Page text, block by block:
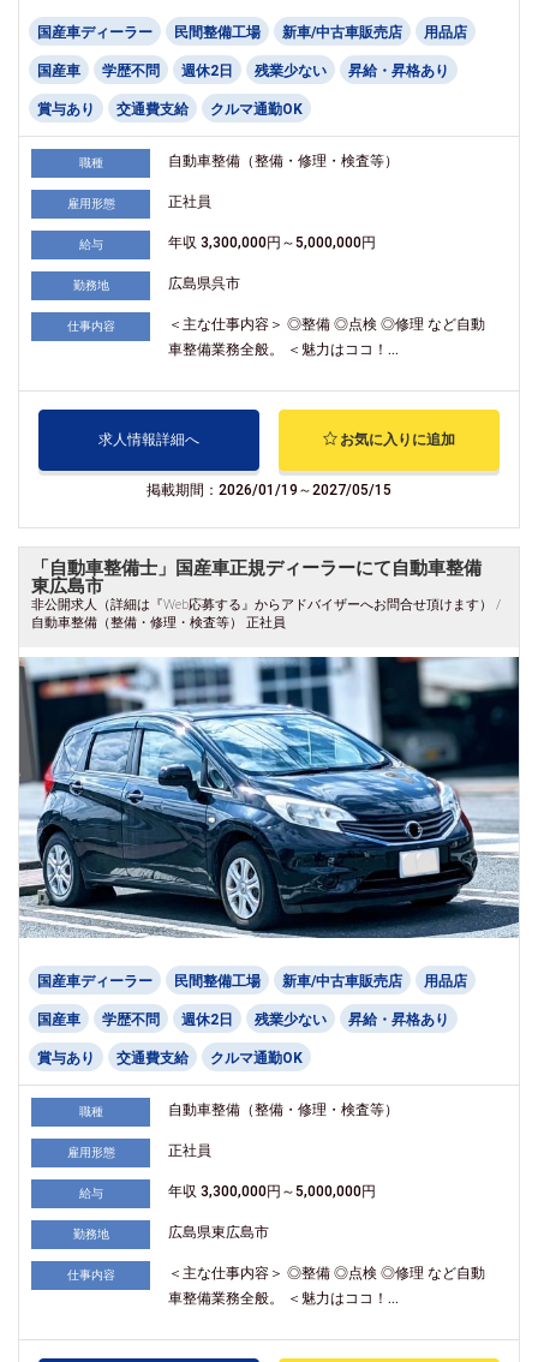
国産車ディーラー 民間整備工場 新車/中古車販売店 用品店
国産車 学歴不問 週休2日 残業少ない 昇給・昇格あり
賞与あり 交通費支給 クルマ通勤OK
職種 自動車整備（整備・修理・検査等）
雇用形態 正社員
給与 年収 3,300,000円～5,000,000円
勤務地 広島県呉市
仕事内容
＜主な仕事内容＞ ◎整備 ◎点検 ◎修理 など自動
車整備業務全般。 ＜魅力はココ！...
求人情報詳細へ お気に入りに追加
掲載期間：2026/01/19～2027/05/15
「自動車整備士」国産車正規ディーラーにて自動車整備
東広島市
非公開求人（詳細は『Web応募する』からアドバイザーへお問合せ頂けます） /
自動車整備（整備・修理・検査等） 正社員
国産車ディーラー 民間整備工場 新車/中古車販売店 用品店
国産車 学歴不問 週休2日 残業少ない 昇給・昇格あり
賞与あり 交通費支給 クルマ通勤OK
職種 自動車整備（整備・修理・検査等）
雇用形態 正社員
給与 年収 3,300,000円～5,000,000円
勤務地 広島県東広島市
仕事内容
＜主な仕事内容＞ ◎整備 ◎点検 ◎修理 など自動
車整備業務全般。 ＜魅力はココ！...